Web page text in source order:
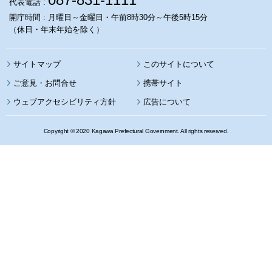
代表電話 :
開庁時間 : 月曜日～金曜日・午前8時30分～午後5時15分
（休日・年末年始を除く）
サイトマップ このサイトについて
携帯サイト
ウェブアクセシビリティ方針 広告について
Copyright © 2020 Kagawa Prefectural Government. All rights reserved.